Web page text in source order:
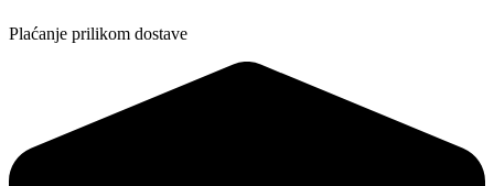
Plaćanje prilikom dostave